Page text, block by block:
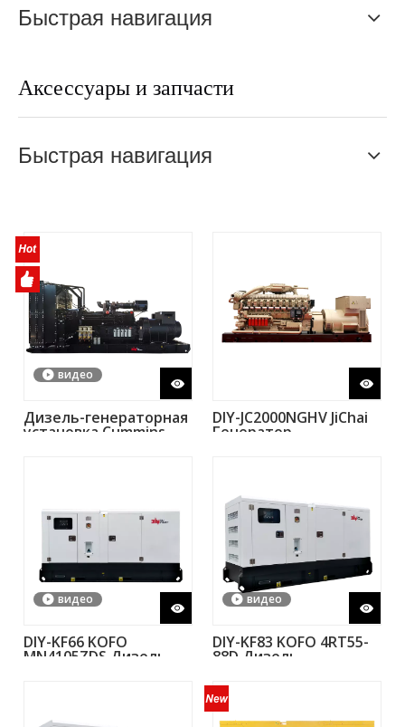
Быстрая навигация
Аксессуары и запчасти
Быстрая навигация
видео
Дизель-генераторная
установка Cummins
DIY-JC2000NGHV JiChai
Генератор
видео
DIY-KF66 KOFO
MN4105ZDS Дизель-
видео
DIY-KF83 ​​KOFO 4RT55-
88D Дизель-
установка 60 кВт 75
ква 50 Гц с китайским
двигателем Ricardo